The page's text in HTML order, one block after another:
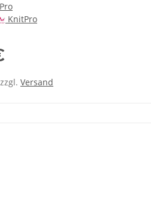
KnitPro
Versand